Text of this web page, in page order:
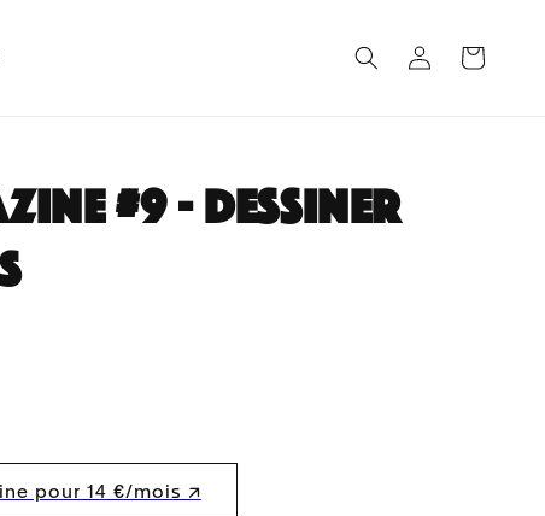
ConnexionPanier
#9 - Dessiner
pour 14 €/mois ↗︎